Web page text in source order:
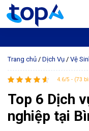
Trang chủ / Dịch Vụ / Vệ
4.6/5 - (73
Top 6 Dịch
nghiệp tại